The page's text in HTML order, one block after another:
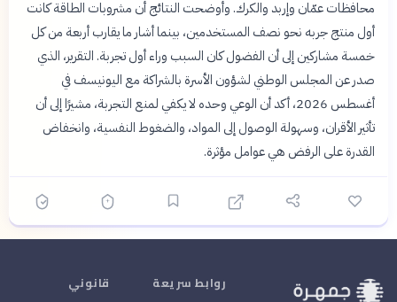
محافظات عمّان وإربد والكرك. وأوضحت النتائج أن مشروبات الطاقة كانت
أول منتج جربه نحو نصف المستخدمين، بينما أشار ما يقارب أربعة من كل
خمسة مشاركين إلى أن الفضول كان السبب وراء أول تجربة. التقرير، الذي
صدر عن المجلس الوطني لشؤون الأسرة بالشراكة مع اليونيسف في
أغسطس 2026، أكد أن الوعي وحده لا يكفي لمنع التجربة، مشيرًا إلى أن
تأثير الأقران، وسهولة الوصول إلى المواد، والضغوط النفسية، وانخفاض
القدرة على الرفض هي عوامل مؤثرة.
روابط سريعة قانوني